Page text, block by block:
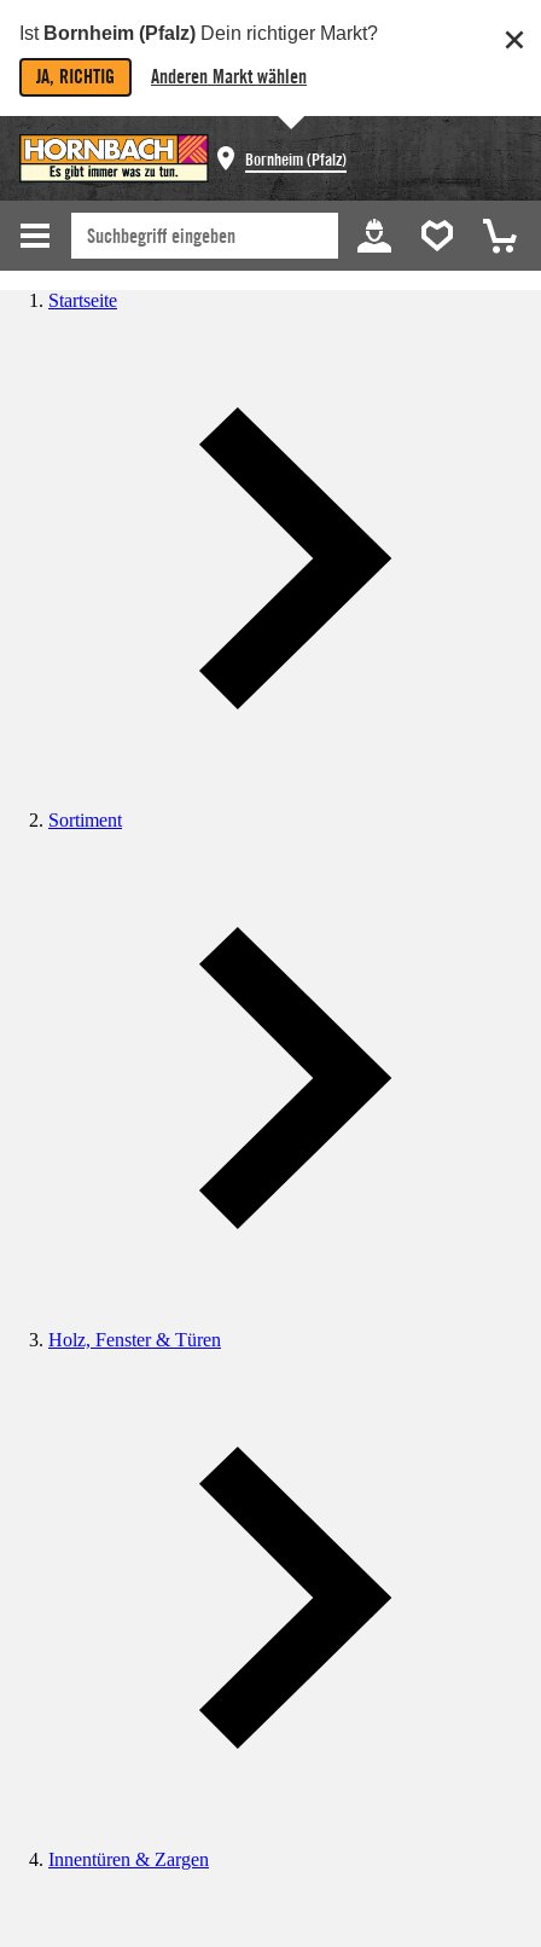
Ist Bornheim (Pfalz) Dein richtiger Markt?
JA, RICHTIG Anderen Markt wählen
Bornheim (Pfalz)
Startseite
Sortiment
Holz, Fenster & Türen
Innentüren & Zargen